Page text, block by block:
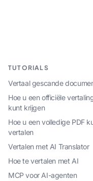
TUTORIALS
Vertaal gescande
Hoe u een officiële
kunt krijgen
Hoe u een volledige PDF
vertalen
Vertalen met AI Translator
Hoe te vertalen met AI
MCP voor AI-agenten